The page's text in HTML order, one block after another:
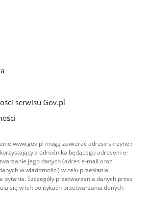
serwisu Gov.pl
www.gov.pl mogą zawierać adresy skrzynek
z odnośnika będącego adresem e-
jego danych (adres e-mail oraz
w wiadomości) w celu przesłania
pytania. Szczegóły przetwarzania danych przez
się w ich politykach przetwarzania danych